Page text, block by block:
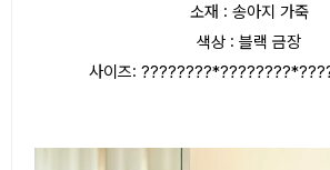
소재 : 송아지 가죽
색상 : 블랙 금장
사이즈: